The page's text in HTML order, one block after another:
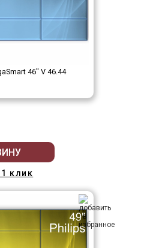
46" V 46.44
клик